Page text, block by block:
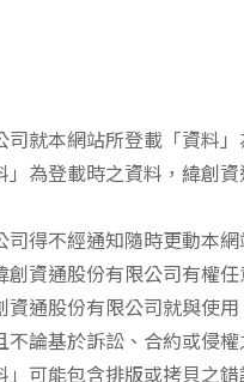
就本網站所登載「資料
」為登載時之資料，緯創
司得不經通知隨時更動本
資通股份有限公司有權
資通股份有限公司就與使
論基於訴訟、合約或侵
」可能包含排版或拷貝之